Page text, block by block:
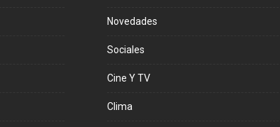
Novedades
Sociales
Cine Y TV
Clima